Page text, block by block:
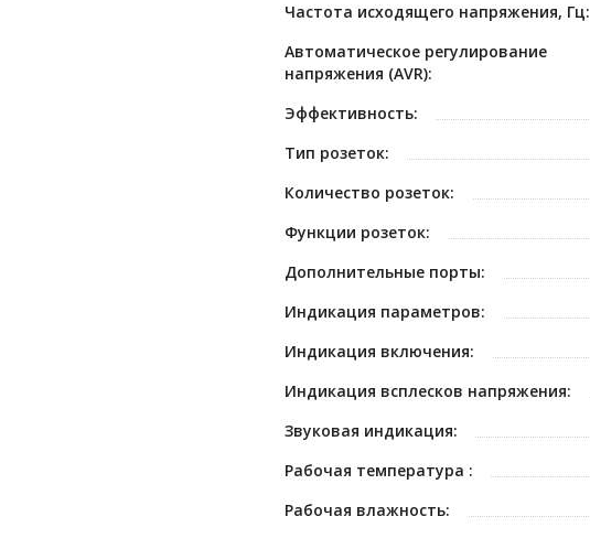
Частота исходящего напряжения, Гц:
Автоматическое регулирование
напряжения (AVR):
Эффективность:
Тип розеток:
Количество розеток:
Функции розеток:
Дополнительные порты:
Индикация параметров:
Индикация включения:
Индикация всплесков напряжения:
Звуковая индикация:
Рабочая температура :
Рабочая влажность: